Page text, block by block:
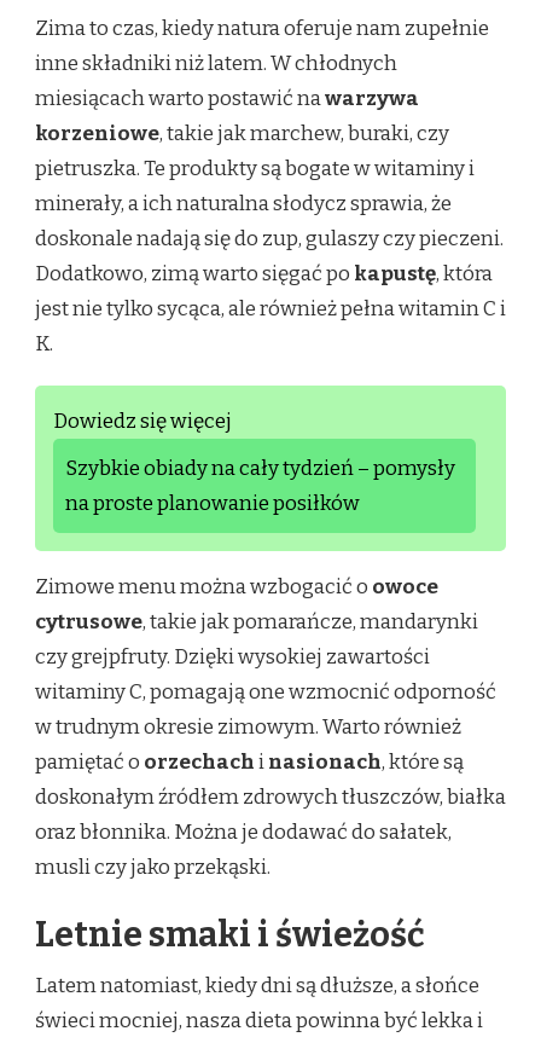
Zima to czas, kiedy natura oferuje nam zupełnie
inne składniki niż latem. W chłodnych
miesiącach warto postawić nawarzywa
korzeniowe, takie jak marchew, buraki, czy
pietruszka. Te produkty są bogate w witaminy i
minerały, a ich naturalna słodycz sprawia, że
doskonale nadają się do zup, gulaszy czy pieczeni.
Dodatkowo, zimą warto sięgać po kapustę, która
jest nie tylko sycąca, ale również pełna witamin C i
K.
Dowiedz się więcej
Szybkie obiady na cały tydzień – pomysły
na proste planowanie posiłków
Zimowe menu można wzbogacić o owoce
cytrusowe, takie jak pomarańcze, mandarynki
czy grejpfruty. Dzięki wysokiej zawartości
witaminy C, pomagają one wzmocnić odporność
w trudnym okresie zimowym. Warto również
pamiętać o orzechachinasionach, które są
doskonałym źródłem zdrowych tłuszczów, białka
oraz błonnika. Można je dodawać do sałatek,
musli czy jako przekąski.
Letnie smaki i świeżość
Latem natomiast, kiedy dni są dłuższe, a słońce
świeci mocniej, nasza dieta powinna być lekka i